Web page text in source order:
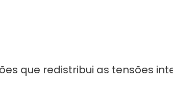
que redistribui as tensões